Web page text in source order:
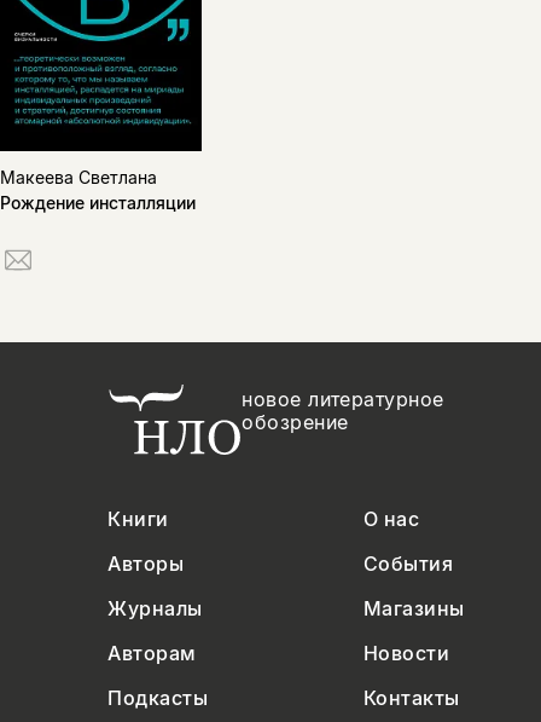
Макеева Светлана
Рождение инсталляции
новое литературное
обозрение
Книги
О нас
Авторы
События
Журналы
Магазины
Авторам
Новости
Подкасты
Контакты